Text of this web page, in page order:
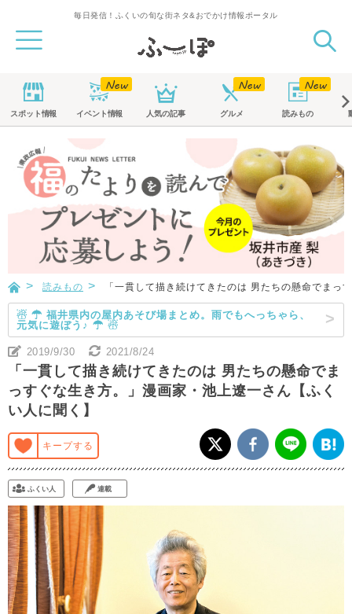
毎日発信！ふくいの旬な街ネタ&おでかけ情報ポータル
スポット情報 イベント情報 人気の記事 グルメ 読みもの
読みもの 「一貫して描き続けてきたのは 男たちの懸命でま
☃ ☂ 福井県内の屋内あそび場まとめ。雨でもへっちゃら、
元気に遊ぼう♪ ☂ ☃
2019/9/30 2021/8/24
「一貫して描き続けてきたのは 男たちの懸命でま
っすぐな生き方。」漫画家・池上遼一さん【ふく
い人に聞く】
キープする
ふくい人 連載